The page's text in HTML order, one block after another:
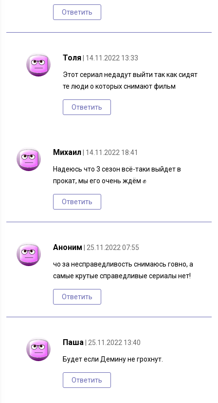
Ответить
Толя | 14.11.2022 13:33
Этот сериал недадут выйти так как сидят
те люди о которых снимают фильм
Ответить
Михаил | 14.11.2022 18:41
Надеюсь что 3 сезон всё-таки выйдет в
прокат, мы его очень ждём ✊
Ответить
Аноним | 25.11.2022 07:55
чо за несправедливость снимаюсь говно, а
самые крутые справедливые сериалы нет!
Ответить
Паша | 25.11.2022 13:40
Будет если Демину не грохнут.
Ответить